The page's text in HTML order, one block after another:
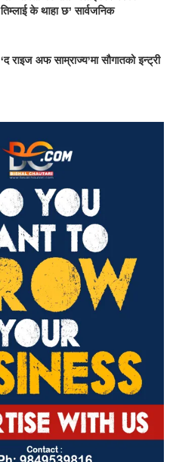
तिम्लाई के थाहा छ’ सार्वजनिक
‘द राइज अफ साम्राज्य’मा सौगातको इन्ट्री